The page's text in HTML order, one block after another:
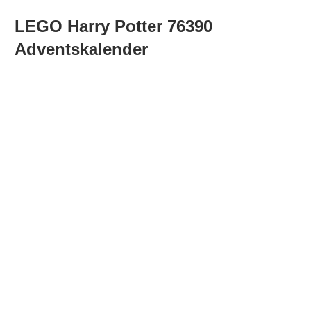
LEGO Harry Potter 76390
Adventskalender